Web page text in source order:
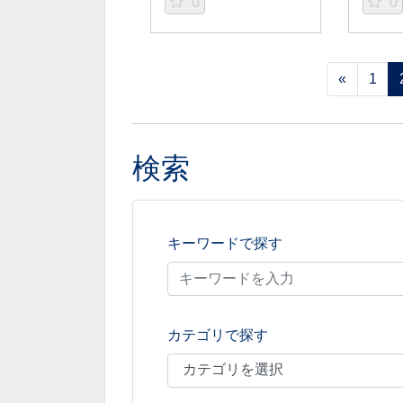
« 1
検索
キーワードで探す
カテゴリで探す